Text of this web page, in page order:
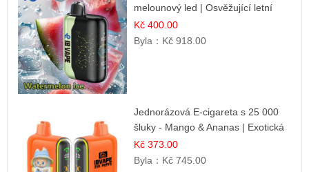
melounový led | Osvěžující letní
příchuť
Kč 400.00
Byla： Kč 918.00
Jednorázová E-cigareta s 25 000
šluky - Mango & Ananas | Exotická
ovocná směs
Kč 373.00
Byla： Kč 745.00